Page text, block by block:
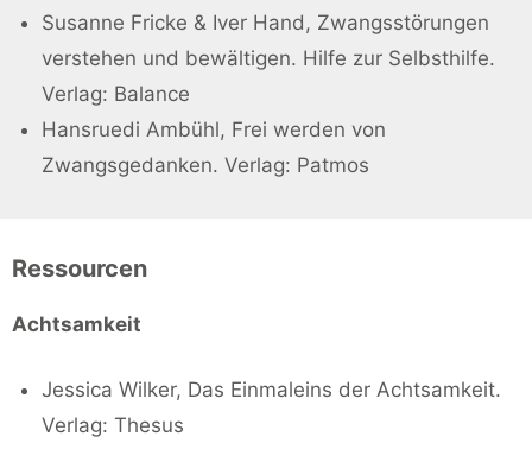
Susanne Fricke & Iver Hand, Zwangsstörungen
verstehen und bewältigen. Hilfe zur Selbsthilfe.
Verlag: Balance
Hansruedi Ambühl, Frei werden von
Zwangsgedanken. Verlag: Patmos
Ressourcen
Achtsamkeit
Jessica Wilker, Das Einmaleins der Achtsamkeit.
Verlag: Thesus